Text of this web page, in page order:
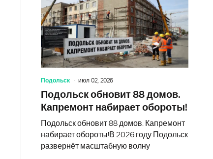
Подольск июл 02, 2026
Подольск обновит 88 домов.
Капремонт набирает обороты!
Подольск обновит 88 домов. Капремонт
набирает обороты!В 2026 году Подольск
развернёт масштабную волну